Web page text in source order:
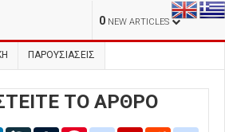
0 NEW ARTICLES
ΠΑΡΟΥΣΙΑΣΕΙΣ
ΤΟ ΑΡΘΡΟ